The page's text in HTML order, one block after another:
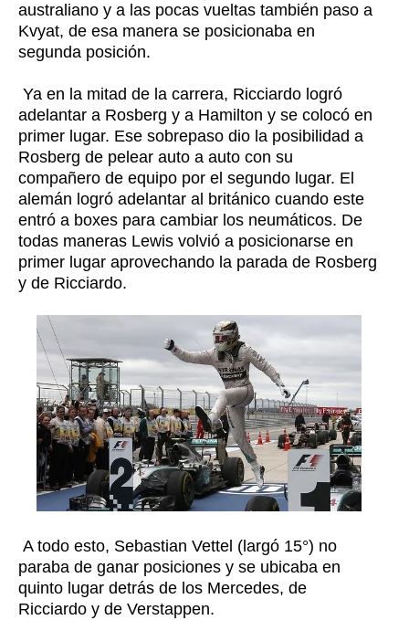
australiano y a las pocas vueltas también paso a
Kvyat, de esa manera se posicionaba en
segunda posición.
Ya en la mitad de la carrera, Ricciardo logró
adelantar a Rosberg y a Hamilton y se colocó en
primer lugar. Ese sobrepaso dio la posibilidad a
Rosberg de pelear auto a auto con su
compañero de equipo por el segundo lugar. El
alemán logró adelantar al británico cuando este
entró a boxes para cambiar los neumáticos. De
todas maneras Lewis volvió a posicionarse en
primer lugar aprovechando la parada de Rosberg
y de Ricciardo.
A todo esto, Sebastian Vettel (largó 15°) no
paraba de ganar posiciones y se ubicaba en
quinto lugar detrás de los Mercedes, de
Ricciardo y de Verstappen.